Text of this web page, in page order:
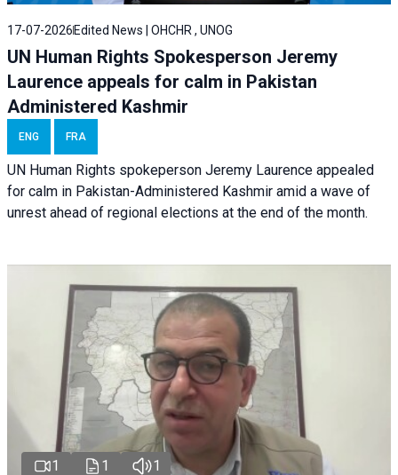
17-07-2026 Edited News | OHCHR , UNOG
UN Human Rights Spokesperson Jeremy
Laurence appeals for calm in Pakistan
Administered Kashmir
ENG FRA
UN Human Rights spokeperson Jeremy Laurence appealed
for calm in Pakistan-Administered Kashmir amid a wave of
unrest ahead of regional elections at the end of the month.
1 1 1